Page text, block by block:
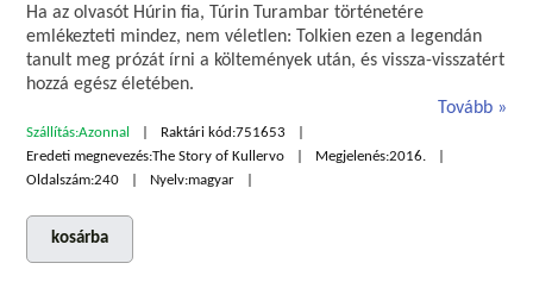
Ha az olvasót Húrin fia, Túrin Turambar történetére
emlékezteti mindez, nem véletlen: Tolkien ezen a legendán
tanult meg prózát írni a költemények után, és vissza-visszatért
hozzá egész életében.
Tovább
Szállítás:Azonnal Raktári kód:751653
Eredeti megnevezés:The Story of Kullervo Megjelenés:2016.
Oldalszám:240 Nyelv:magyar
kosárba